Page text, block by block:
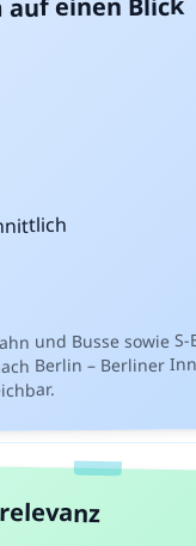
und Busse sowie S-
Berlin – Berliner